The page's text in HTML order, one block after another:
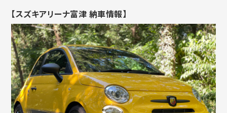
【スズキアリーナ富津 納車情報】